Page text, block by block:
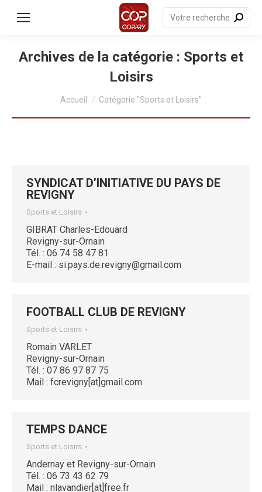
principal
Recherche
:
Archives de la catégorie : Sports et
Loisirs
Accueil Catégorie "Sports et Loisirs"
SYNDICAT D’INITIATIVE DU PAYS DE
REVIGNY
Sports et Loisirs
GIBRAT Charles-Edouard
Revigny-sur-Ornain
Tél. : 06 74 58 47 81
E-mail : si.pays.de.revigny@gmail.com
FOOTBALL CLUB DE REVIGNY
Sports et Loisirs
Romain VARLET
Revigny-sur-Ornain
Tél. : 07 86 97 87 75
Mail : fcrevigny[at]gmail.com
TEMPS DANCE
Sports et Loisirs
Andernay et Revigny-sur-Ornain
Tél. : 06 73 43 62 79
Mail : nlavandier[at]free.fr